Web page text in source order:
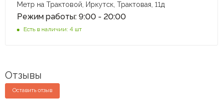
Метр на Трактовой, Иркутск, Трактовая, 11д
Режим работы: 9:00 - 20:00
Есть в наличии: 4 шт
Отзывы
Оставить отзыв